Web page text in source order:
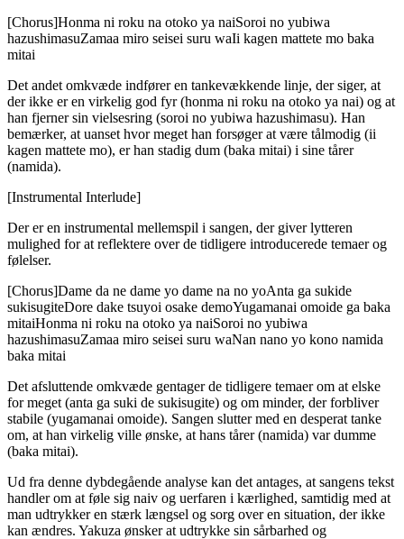
[Chorus]Honma ni roku na otoko ya naiSoroi no yubiwa
hazushimasuZamaa miro seisei suru waIi kagen mattete mo baka
mitai
Det andet omkvæde indfører en tankevækkende linje, der siger, at
der ikke er en virkelig god fyr (honma ni roku na otoko ya nai) og at
han fjerner sin vielsesring (soroi no yubiwa hazushimasu). Han
bemærker, at uanset hvor meget han forsøger at være tålmodig (ii
kagen mattete mo), er han stadig dum (baka mitai) i sine tårer
(namida).
[Instrumental Interlude]
Der er en instrumental mellemspil i sangen, der giver lytteren
mulighed for at reflektere over de tidligere introducerede temaer og
følelser.
[Chorus]Dame da ne dame yo dame na no yoAnta ga sukide
sukisugiteDore dake tsuyoi osake demoYugamanai omoide ga baka
mitaiHonma ni roku na otoko ya naiSoroi no yubiwa
hazushimasuZamaa miro seisei suru waNan nano yo kono namida
baka mitai
Det afsluttende omkvæde gentager de tidligere temaer om at elske
for meget (anta ga suki de sukisugite) og om minder, der forbliver
stabile (yugamanai omoide). Sangen slutter med en desperat tanke
om, at han virkelig ville ønske, at hans tårer (namida) var dumme
(baka mitai).
Ud fra denne dybdegående analyse kan det antages, at sangens tekst
handler om at føle sig naiv og uerfaren i kærlighed, samtidig med at
man udtrykker en stærk længsel og sorg over en situation, der ikke
kan ændres. Yakuza ønsker at udtrykke sin sårbarhed og